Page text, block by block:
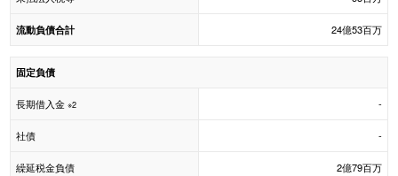
流動負債合計 24億53百万
固定負債
長期借入金 ※2 -
社債 -
繰延税金負債 2億79百万